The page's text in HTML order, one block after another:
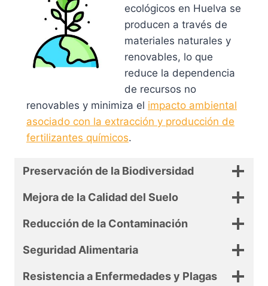
ecológicos en Huelva se
producen a través de
materiales naturales y
renovables, lo que
reduce la dependencia
de recursos no
renovables y minimiza el impacto ambiental
asociado con la extracción y producción de
fertilizantes químicos.
Preservación de la Biodiversidad
Mejora de la Calidad del Suelo
Reducción de la Contaminación
Seguridad Alimentaria
Resistencia a Enfermedades y Plagas